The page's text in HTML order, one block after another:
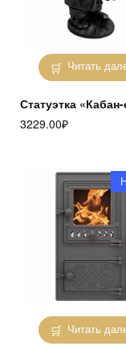
Читать
Статуэтка
3229.00₽
Читать